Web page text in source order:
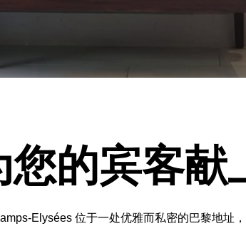
您的宾客献
Elysées 位于一处优雅而私密的巴黎地址